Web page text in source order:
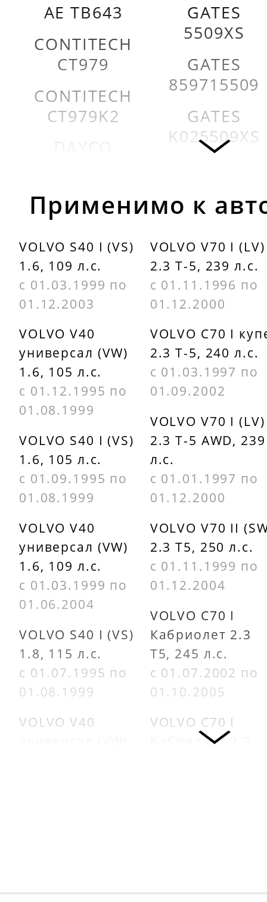
AE TB643
CONTITECH
CT979
CONTITECH
CT979K2
DAYCO
KTB536
FEBI
BILSTEIN
22731
GATES
5509XS
GATES
859715509
GATES
K025509XS
PEUGEOT
274518
QUINTON
HAZELL
QTB592
Применимо к
VOLVO S40 I (VS)
1.6, 109 л.с.
с 01.03.1999 по
01.12.2003
VOLVO V40
универсал (VW)
1.6, 105 л.с.
с 01.12.1995 по
01.08.1999
VOLVO S40 I (VS)
1.6, 105 л.с.
с 01.09.1995 по
01.08.1999
VOLVO V40
универсал (VW)
1.6, 109 л.с.
с 01.03.1999 по
01.06.2004
VOLVO S40 I (VS)
1.8, 115 л.с.
с 01.07.1995 по
01.08.1999
VOLVO V40
VOLVO V70 I (LV)
2.3 T-5, 239 л.с.
с 01.11.1996 по
01.12.2000
VOLVO C70 I
2.3 T-5, 240 л.с.
с 01.03.1997 по
01.09.2002
VOLVO V70 I (LV)
2.3 T-5 AWD, 239
л.с.
с 01.01.1997 по
01.12.2000
VOLVO V70 II
2.3 T5, 250 л.с.
с 01.11.1999 по
01.12.2004
VOLVO C70 I
Кабриолет 2.3
T5, 245 л.с.
с 01.07.2002 по
01.10.2005
VOLVO C70 I
Кабриолет 2.3